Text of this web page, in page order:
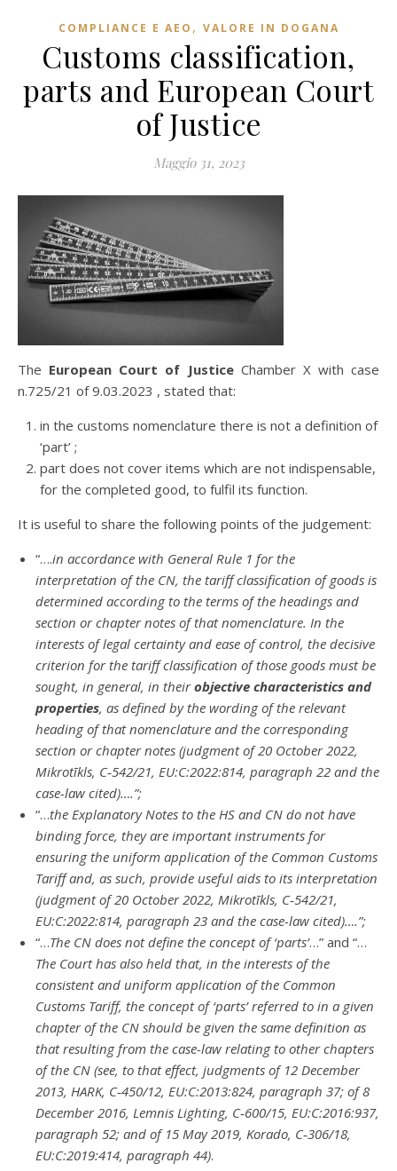
COMPLIANCE E AEO , VALORE IN DOGANA
Customs classification,
parts and European Court
of Justice
Maggio 31, 2023
The European Court of JusticeChamber X with case
n.725/21 of 9.03.2023 , stated that:
in the customs nomenclature there is not a definition of
‘part’ ;
part does not cover items which are not indispensable,
for the completed good, to fulfil its function.
It is useful to share the following points of the judgement:
“….in accordance with General Rule 1 for the
interpretation of the CN, the tariff classification of goods is
determined according to the terms of the headings and
section or chapter notes of that nomenclature. In the
interests of legal certainty and ease of control, the decisive
criterion for the tariff classification of those goods must be
sought, in general, in theirobjective characteristics and
properties, as defined by the wording of the relevant
heading of that nomenclature and the corresponding
section or chapter notes (judgment of 20 October 2022,
Mikrotīkls, C‑542/21, EU:C:2022:814, paragraph 22 and the
case-law cited)….”;
“…the Explanatory Notes to the HS and CN do not have
binding force, they are important instruments for
ensuring the uniform application of the Common Customs
Tariff and, as such, provide useful aids to its interpretation
(judgment of 20 October 2022, Mikrotīkls, C‑542/21,
EU:C:2022:814, paragraph 23 and the case-law cited)….”;
“…The CN does not define the concept of ‘parts’…” and “…
The Court has also held that, in the interests of the
consistent and uniform application of the Common
Customs Tariff, the concept of ‘parts’ referred to in a given
chapter of the CN should be given the same definition as
that resulting from the case-law relating to other chapters
of the CN (see, to that effect, judgments of 12 December
2013, HARK, C‑450/12, EU:C:2013:824, paragraph 37; of 8
December 2016, Lemnis Lighting, C‑600/15, EU:C:2016:937,
paragraph 52; and of 15 May 2019, Korado, C‑306/18,
EU:C:2019:414, paragraph 44).